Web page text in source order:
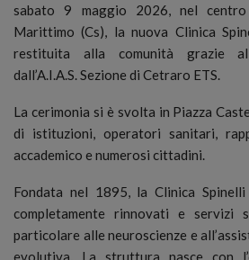
sabato 9 maggio 2026, nel
Marittimo (Cs), la nuova Clinica
restituita alla comunità grazie
dall’A.I.A.S. Sezione di Cetraro ETS.
La cerimonia si è svolta in Piazza
di istituzioni, operatori sanitari,
accademico e numerosi cittadini.
Fondata nel 1895, la Clinica
completamente rinnovati e servizi
particolare alle neuroscienze e
evolutiva. La struttura nasce con